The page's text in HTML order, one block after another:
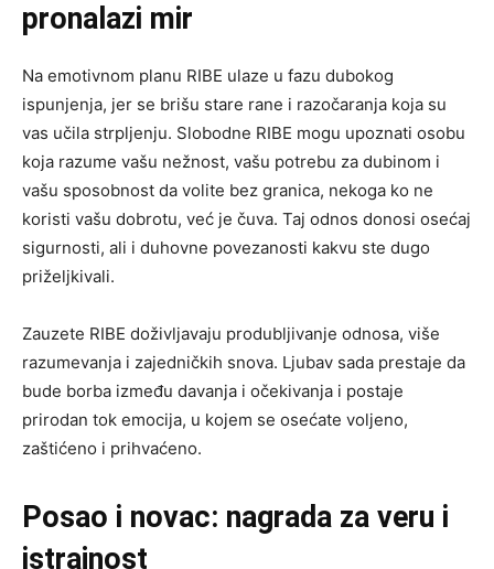
pronalazi mir
Na emotivnom planu RIBE ulaze u fazu dubokog
ispunjenja, jer se brišu stare rane i razočaranja koja su
vas učila strpljenju. Slobodne RIBE mogu upoznati osobu
koja razume vašu nežnost, vašu potrebu za dubinom i
vašu sposobnost da volite bez granica, nekoga ko ne
koristi vašu dobrotu, već je čuva. Taj odnos donosi osećaj
sigurnosti, ali i duhovne povezanosti kakvu ste dugo
priželjkivali.
Zauzete RIBE doživljavaju produbljivanje odnosa, više
razumevanja i zajedničkih snova. Ljubav sada prestaje da
bude borba između davanja i očekivanja i postaje
prirodan tok emocija, u kojem se osećate voljeno,
zaštićeno i prihvaćeno.
Posao i novac: nagrada za veru i
istrajnost